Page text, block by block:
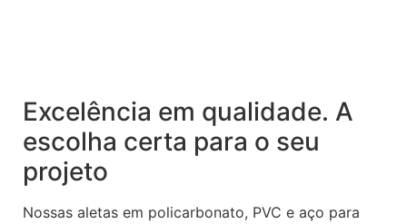
Excelência em qualidade. A
escolha certa para o seu
projeto
Nossas aletas em policarbonato, PVC e aço para